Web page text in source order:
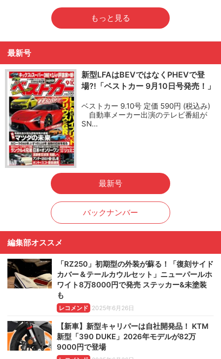
もっと見る
最新号
新型LFAはBEVではなくPHEVで登
場?!「ベストカー 9月10日号発売！」
ベストカー 9.10号 定価 590円 (税込み)
自動車メーカー出演のテレビ番組が
SN…
最新号
バックナンバー
編集部オススメ
「RZ250」初期型の外装が蘇る！「復刻サイド
カバー＆テールカウルセット」ニューパールホ
ワイト8万8000円で発売 ステッカー&未塗装
も
レコメンド 2025年6月26日
【新車】新型キャリパーは自社開発品！ KTM
新型「390 DUKE」2026年モデルが82万
9000円で登場